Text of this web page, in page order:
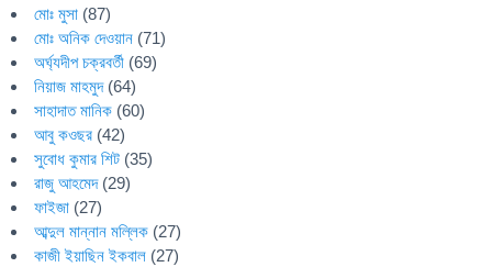
মোঃ মুসা (87)
মোঃ অনিক দেওয়ান (71)
অর্ঘ্যদীপ চক্রবর্তী (69)
নিয়াজ মাহমুদ(64)
সাহাদাত মানিক (60)
আবু কওছর (42)
সুবোধ কুমার শিট (35)
রাজু আহমেদ(29)
ফাইজা (27)
আব্দুল মান্নান মল্লিক (27)
কাজী ইয়াছিন ইকবাল (27)